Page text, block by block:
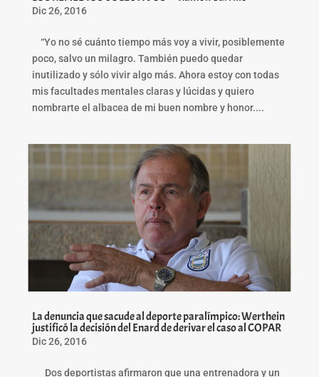
Dic 26, 2016
“Yo no sé cuánto tiempo más voy a vivir, posiblemente
poco, salvo un milagro. También puedo quedar
inutilizado y sólo vivir algo más. Ahora estoy con todas
mis facultades mentales claras y lúcidas y quiero
nombrarte el albacea de mi buen nombre y honor....
La denuncia que sacude al deporte paralímpico: Werthein
justificó la decisión del Enard de derivar el caso al COPAR
Dic 26, 2016
Dos deportistas afirmaron que una entrenadora y un